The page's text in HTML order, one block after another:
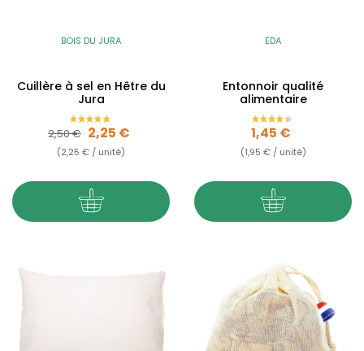
BOIS DU JURA
Cuillère à sel en Hêtre du
Jura
Prix de base
2,50 € Prix
2,25 €
(2,25 € / unité)
EDA
Entonnoir qualité
alimentaire
Prix
1,45 €
(1,95 € / unité)